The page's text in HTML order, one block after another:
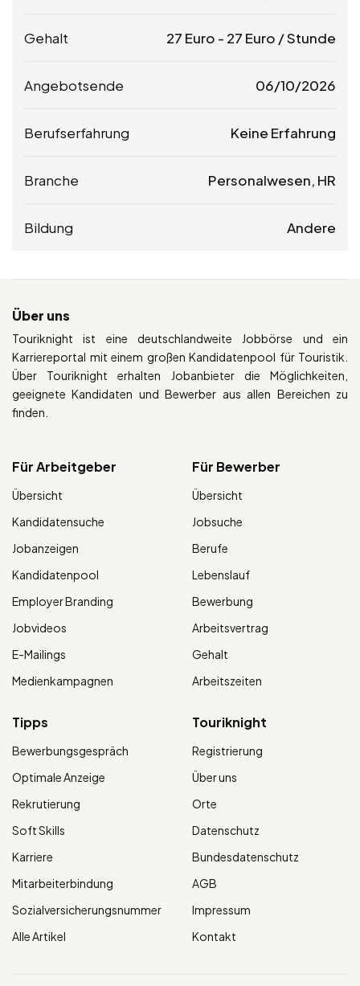
Gehalt 27 Euro - 27 Euro / Stunde
Angebotsende 06/10/2026
Berufserfahrung Keine Erfahrung
Branche Personalwesen, HR
Bildung Andere
Über uns
Touriknight ist eine deutschlandweite Jobbörse und ein
Karriereportal mit einem großen Kandidatenpool für Touristik.
Über Touriknight erhalten Jobanbieter die Möglichkeiten,
geeignete Kandidaten und Bewerber aus allen Bereichen zu
finden.
Für Arbeitgeber
Übersicht
Kandidatensuche
Jobanzeigen
Kandidatenpool
Employer Branding
Jobvideos
E-Mailings
Medienkampagnen
Für Bewerber
Übersicht
Jobsuche
Berufe
Lebenslauf
Bewerbung
Arbeitsvertrag
Gehalt
Arbeitszeiten
Tipps
Bewerbungsgespräch
Optimale Anzeige
Rekrutierung
Soft Skills
Karriere
Mitarbeiterbindung
Sozialversicherungsnummer
Alle Artikel
Touriknight
Registrierung
Über uns
Orte
Datenschutz
Bundesdatenschutz
AGB
Impressum
Kontakt